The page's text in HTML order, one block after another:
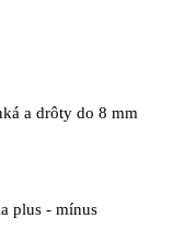
a drôty do 8 mm
plus - mínus